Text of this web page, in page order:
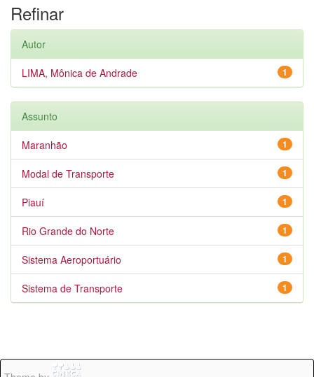
Refinar
Autor
1
LIMA, Mônica de Andrade
Assunto
1
Maranhão
1
Modal de Transporte
1
Piauí
1
Rio Grande do Norte
1
Sistema Aeroportuário
1
Sistema de Transporte